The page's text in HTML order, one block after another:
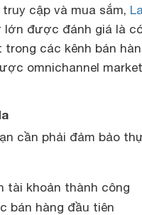
cập và mua sắm,
được đánh giá là
các kênh bán
omnichannel
cần phải đảm bảo
tài khoản thành công
bán hàng đầu tiên